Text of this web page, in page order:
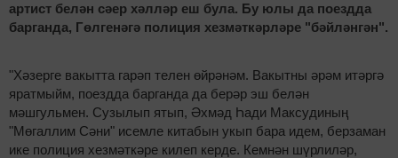
артист белән сәер хәлләр еш була. Бу юлы да поездда
барганда, Гөлгенәгә полиция хезмәткәрләре "бәйләнгән".
"Хәзерге вакытта гарәп телен өйрәнәм. Вакытны әрәм итәргә
яратмыйм, поездда барганда да берәр эш белән
мәшгульмен. Сузылып ятып, Әхмәд Һади Максудиның
"Мөгаллим Сәни" исемле китабын укып бара идем, берзаман
ике полиция хезмәткәре килеп керде. Кемнән шүрлиләр,